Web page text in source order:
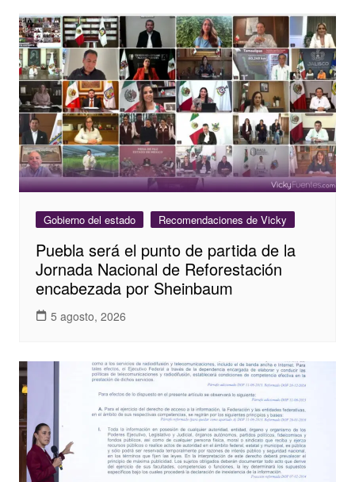
Gobierno del estado Recomendaciones de Vicky
Puebla será el punto de partida de la
Jornada Nacional de Reforestación
encabezada por Sheinbaum
5 agosto, 2026